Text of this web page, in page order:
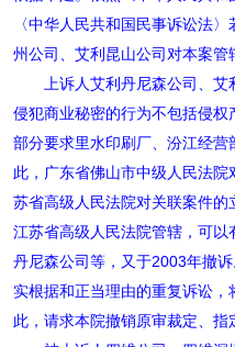
〈中华人民共和国民事诉讼法
州公司、艾利昆山公司对本案管
上诉人艾利丹尼森公司、艾
侵犯商业秘密的行为不包括侵权
部分要求里水印刷厂、汾江经营
此，广东省佛山市中级人民法
苏省高级人民法院对关联案件的
江苏省高级人民法院管辖，可以
丹尼森公司等，又于2003年撤诉
实根据和正当理由的重复诉讼
此，请求本院撤销原审裁定、指